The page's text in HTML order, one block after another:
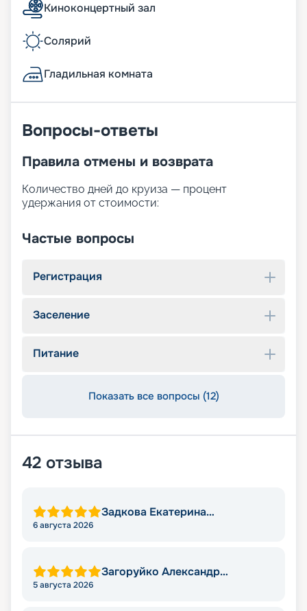
Киноконцертный зал
Солярий
Гладильная комната
Вопросы-ответы
Правила отмены и возврата
Количество дней до круиза — процент
удержания от стоимости:
Частые вопросы
Регистрация
Заселение
Питание
Показать все вопросы (12)
42 отзыва
Задкова Екатерина
6 августа 2026
Загоруйко Александр
5 августа 2026